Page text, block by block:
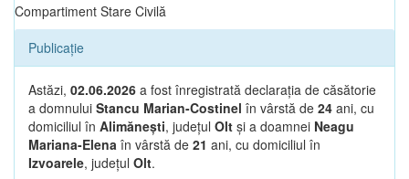
Compartiment Stare Civilă
Publicație
Astăzi, 02.06.2026 a fost înregistrată declarația de căsătorie
a domnului Stancu Marian-Costinel în vârstă de 24 ani, cu
domiciliul în Alimănești, județul Olt și a doamnei Neagu
Mariana-Elena în vârstă de 21 ani, cu domiciliul în
Izvoarele, județul Olt.